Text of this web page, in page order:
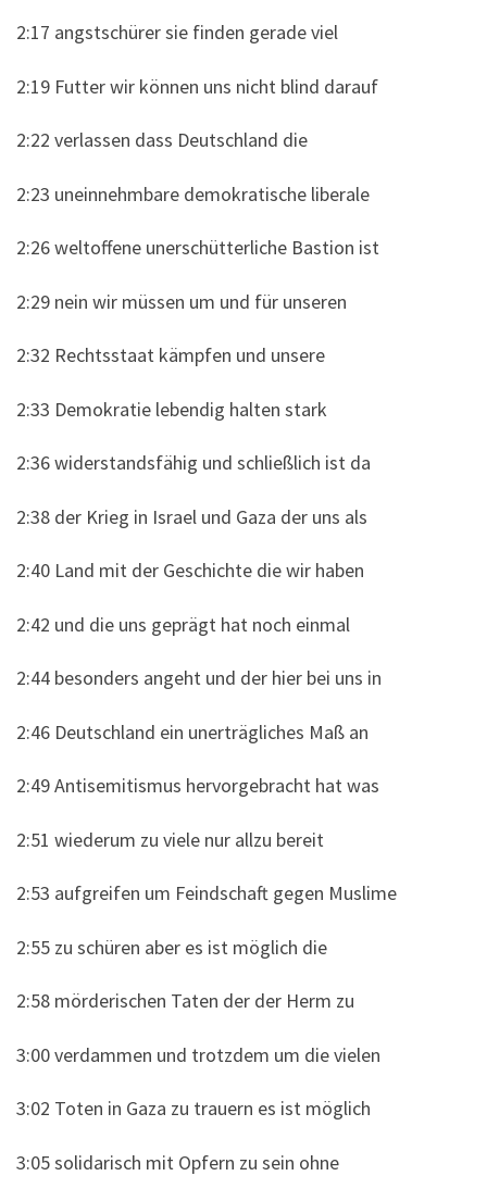
2:17 angstschürer sie finden gerade viel
2:19 Futter wir können uns nicht blind darauf
2:22 verlassen dass Deutschland die
2:23 uneinnehmbare demokratische liberale
2:26 weltoffene unerschütterliche Bastion ist
2:29 nein wir müssen um und für unseren
2:32 Rechtsstaat kämpfen und unsere
2:33 Demokratie lebendig halten stark
2:36 widerstandsfähig und schließlich ist da
2:38 der Krieg in Israel und Gaza der uns als
2:40 Land mit der Geschichte die wir haben
2:42 und die uns geprägt hat noch einmal
2:44 besonders angeht und der hier bei uns in
2:46 Deutschland ein unerträgliches Maß an
2:49 Antisemitismus hervorgebracht hat was
2:51 wiederum zu viele nur allzu bereit
2:53 aufgreifen um Feindschaft gegen Muslime
2:55 zu schüren aber es ist möglich die
2:58 mörderischen Taten der der Herm zu
3:00 verdammen und trotzdem um die vielen
3:02 Toten in Gaza zu trauern es ist möglich
3:05 solidarisch mit Opfern zu sein ohne